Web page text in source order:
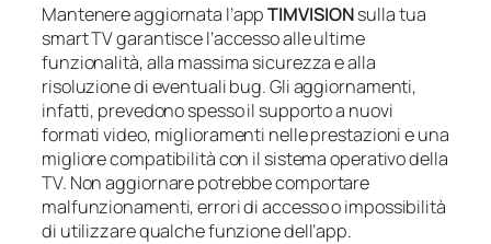
Mantenere aggiornata l’appTIMVISIONsulla tua
smart TV garantisce l’accesso alle ultime
funzionalità, alla massima sicurezza e alla
risoluzione di eventuali bug. Gli aggiornamenti,
infatti, prevedono spesso il supporto a nuovi
formati video, miglioramenti nelle prestazioni e una
migliore compatibilità con il sistema operativo della
TV. Non aggiornare potrebbe comportare
malfunzionamenti, errori di accesso o impossibilità
di utilizzare qualche funzione dell’app.